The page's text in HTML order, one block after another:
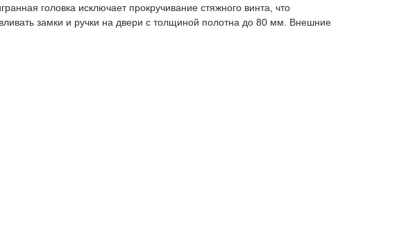
головка исключает прокручивание стяжного винта, что
замки и ручки на двери с толщиной полотна до 80 мм. Внешние